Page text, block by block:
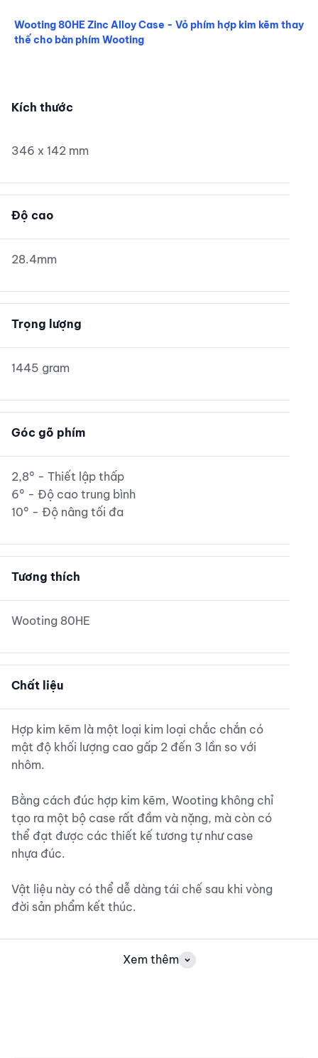
Wooting 80HE Zinc Alloy Case - Vỏ phím hợp kim kẽm thay
thế cho bàn phím Wooting
Kích thước
346 x 142 mm
Độ cao
28.4mm
Trọng lượng
1445 gram
Góc gõ phím
2,8° - Thiết lập thấp
6° - Độ cao trung bình
10° - Độ nâng tối đa
Tương thích
Wooting 80HE
Chất liệu
Hợp kim kẽm là một loại kim loại chắc chắn có
mật độ khối lượng cao gấp 2 đến 3 lần so với
nhôm.
Bằng cách đúc hợp kim kẽm, Wooting không chỉ
tạo ra một bộ case rất đầm và nặng, mà còn có
thể đạt được các thiết kế tương tự như case
nhựa đúc.
Vật liệu này có thể dễ dàng tái chế sau khi vòng
đời sản phẩm kết thúc.
Xem thêm